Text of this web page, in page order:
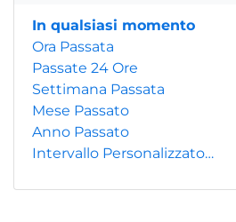
In qualsiasi momento
Ora Passata
Passate 24 Ore
Settimana Passata
Mese Passato
Anno Passato
Intervallo Personalizzato…